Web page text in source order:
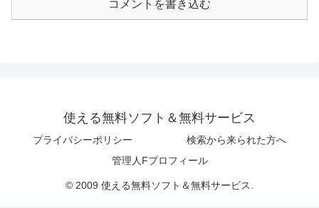
コメントを書き込む
使える無料ソフト＆無料サービス
プライバシーポリシー
検索から来られた方へ
管理人Fプロフィール
© 2009 使える無料ソフト＆無料サービス.